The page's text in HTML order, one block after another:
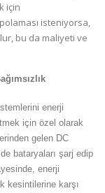
için
isteniyorsa,
bu da maliyeti ve
enerji
için özel olarak
gelen DC
bataryaları şarj edip
enerji
kesintilerine karşı